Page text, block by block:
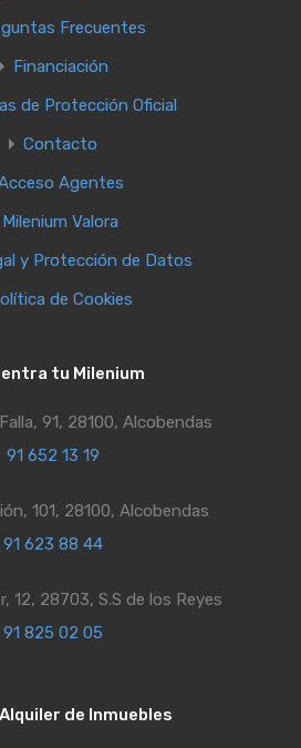
Frecuentes
Financiación
de Protección Oficial
Contacto
Agentes
Milenium Valora
y Protección de Datos
de Cookies
tu Milenium
91, 28100, Alcobendas
91 652 13 19
101, 28100, Alcobendas
91 623 88 44
12, 28703, S.S de los Reyes
91 825 02 05
de Inmuebles